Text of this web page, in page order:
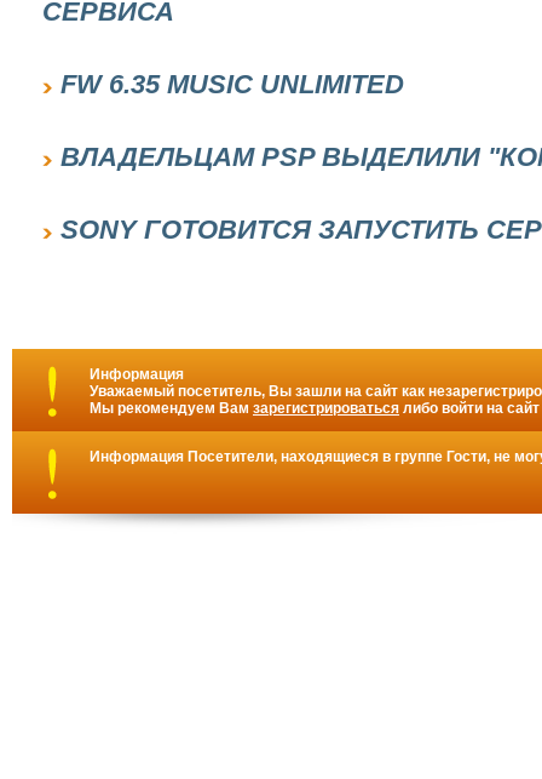
СЕРВИСА
FW 6.35 MUSIC UNLIMITED
ВЛАДЕЛЬЦАМ PSP ВЫДЕЛИЛИ
SONY ГОТОВИТСЯ ЗАПУСТИТЬ
Информация
Уважаемый посетитель, Вы зашли на сайт как
Мы рекомендуем Вам зарегистрироваться либо войти на
Информация Посетители, находящиеся в группе Гости, не